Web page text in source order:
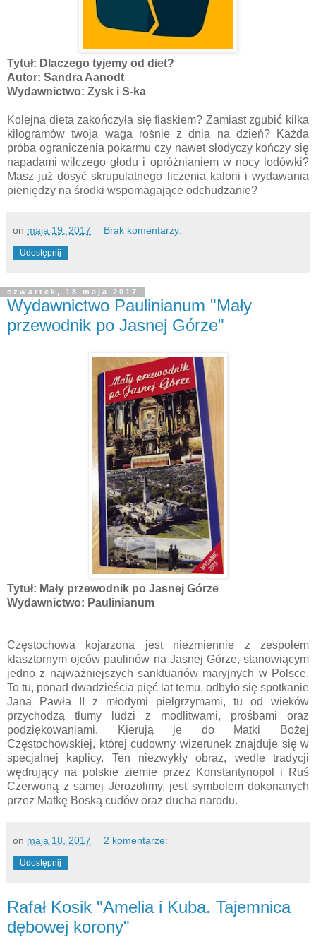
Tytuł: Dlaczego tyjemy od diet?
Autor: Sandra Aanodt
Wydawnictwo: Zysk i S-ka
Kolejna dieta zakończyła się fiaskiem? Zamiast zgubić kilka
kilogramów twoja waga rośnie z dnia na dzień? Każda
próba ograniczenia pokarmu czy nawet słodyczy kończy się
napadami wilczego głodu i opróżnianiem w nocy lodówki?
Masz już dosyć skrupulatnego liczenia kalorii i wydawania
pieniędzy na środki wspomagające odchudzanie?
on maja 19, 2017 Brak komentarzy:
Udostępnij
czwartek, 18 maja 2017
Wydawnictwo Paulinianum "Mały
przewodnik po Jasnej Górze"
Tytuł: Mały przewodnik po Jasnej Górze
Wydawnictwo: Paulinianum
Częstochowa kojarzona jest niezmiennie z zespołem
klasztornym ojców paulinów na Jasnej Górze, stanowiącym
jedno z najważniejszych sanktuariów maryjnych w Polsce.
To tu, ponad dwadzieścia pięć lat temu, odbyło się spotkanie
Jana Pawła II z młodymi pielgrzymami, tu od wieków
przychodzą tłumy ludzi z modlitwami, prośbami oraz
podziękowaniami. Kierują je do Matki Bożej
Częstochowskiej, której cudowny wizerunek znajduje się w
specjalnej kaplicy. Ten niezwykły obraz, wedle tradycji
wędrujący na polskie ziemie przez Konstantynopol i Ruś
Czerwoną z samej Jerozolimy, jest symbolem dokonanych
przez Matkę Boską cudów oraz ducha narodu.
on maja 18, 2017 2 komentarze:
Udostępnij
Rafał Kosik "Amelia i Kuba. Tajemnica
dębowej korony"